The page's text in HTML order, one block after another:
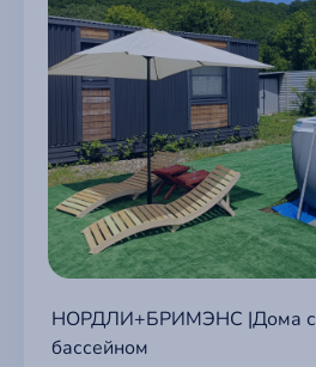
НОРДЛИ+БРИМЭНС |Дома с
бассейном